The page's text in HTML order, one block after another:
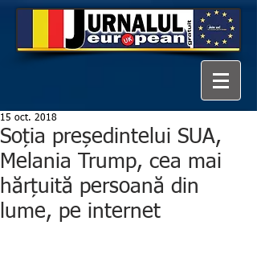
Soția președintelui SUA,
Melania Trump, cea mai
hărțuită persoană din
lume, pe internet
15 oct. 2018